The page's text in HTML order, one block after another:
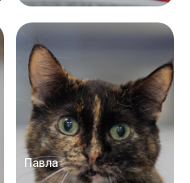
Павла